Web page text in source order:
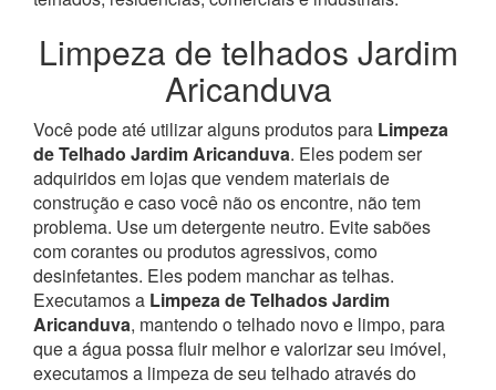
Limpeza de telhados Jardim
Aricanduva
Você pode até utilizar alguns produtos para Limpeza
de Telhado Jardim Aricanduva. Eles podem ser
adquiridos em lojas que vendem materiais de
construção e caso você não os encontre, não tem
problema. Use um detergente neutro. Evite sabões
com corantes ou produtos agressivos, como
desinfetantes. Eles podem manchar as telhas.
Executamos a Limpeza de Telhados Jardim
Aricanduva, mantendo o telhado novo e limpo, para
que a água possa fluir melhor e valorizar seu imóvel,
executamos a limpeza de seu telhado através do